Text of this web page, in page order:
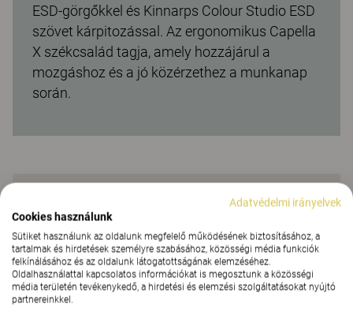
ESD-görgőkkel és Kinnarps Colour Studio ESD
szövet kárpitozással. Az ergonomikus Capella
X székcsalád tagja, amely hozzájárul a
mozgáshoz és a jó közérzethez a munkanap
során.
Adatvédelmi irányelvek
Cookies használunk
Sütiket használunk az oldalunk megfelelő működésének biztosításához, a
tartalmak és hirdetések személyre szabásához, közösségi média funkciók
felkínálásához és az oldalunk látogatottságának elemzéséhez.
Oldalhasználattal kapcsolatos információkat is megosztunk a közösségi
média területén tevékenykedő, a hirdetési és elemzési szolgáltatásokat nyújtó
partnereinkkel.